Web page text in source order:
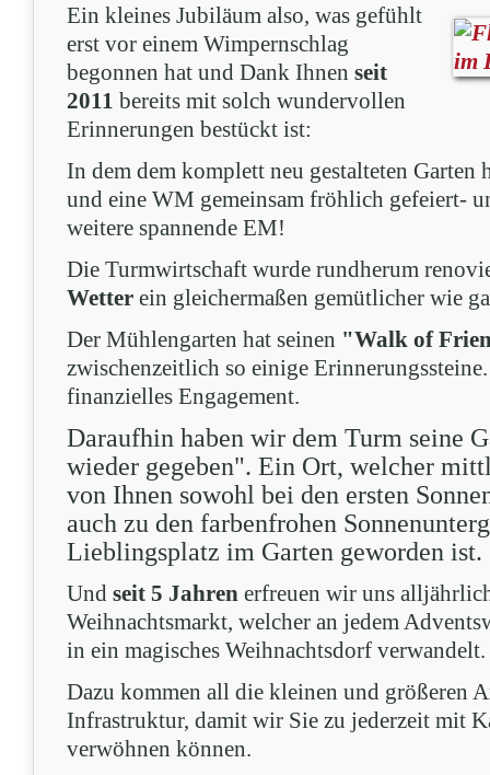
Ein kleines Jubiläum also, was gefühlt
erst vor einem Wimpernschlag
begonnen hat und Dank Ihnen seit
2011 bereits mit solch wundervollen
Erinnerungen bestückt ist:
In dem dem komplett neu gestalteten
und eine WM gemeinsam fröhlich gefeiert-
weitere spannende EM!
Die Turmwirtschaft wurde rundherum
Wetter ein gleichermaßen gemütlicher wie
Der Mühlengarten hat seinen "Walk of
zwischenzeitlich so einige
finanzielles Engagement.
Daraufhin haben wir dem Turm seine
wieder gegeben". Ein Ort, welcher
von Ihnen sowohl bei den ersten
auch zu den farbenfrohen
Lieblingsplatz im Garten geworden ist.
Und seit 5 Jahren erfreuen wir uns
Weihnachtsmarkt, welcher an jedem
in ein magisches Weihnachtsdorf verwandelt.
Dazu kommen all die kleinen und größeren
Infrastruktur, damit wir Sie zu jederzeit mit
verwöhnen können.